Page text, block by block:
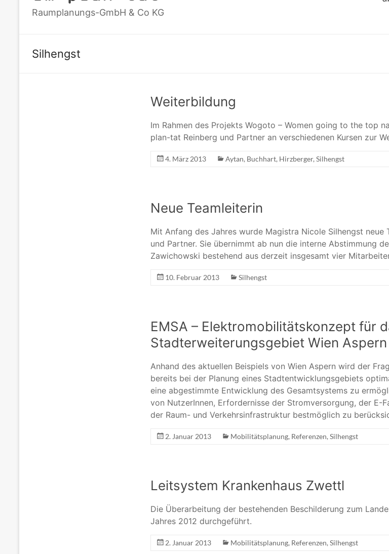
Raumplanungs-GmbH & Co KG
Silhengst
Weiterbildung
Im Rahmen des Projekts Wogoto – Women going to the top
plan-tat Reinberg und Partner an verschiedenen Kursen zur
4. März 2013 Aytan, Buchhart, Hirzberger, Silhengst
Neue Teamleiterin
Mit Anfang des Jahres wurde Magistra Nicole Silhengst
und Partner. Sie übernimmt ab nun die interne Abstimmung
Zawichowski bestehend aus derzeit insgesamt vier
10. Februar 2013 Silhengst
EMSA – Elektromobilitätskonzept für
Stadterweiterungsgebiet Wien Aspern
Anhand des aktuellen Beispiels von Wien Aspern wird der
bereits bei der Planung eines Stadtentwicklungsgebiets
eine abgestimmte Entwicklung des Gesamtsystems zu
von NutzerInnen, Erfordernisse der Stromversorgung, der E-
der Raum- und Verkehrsinfrastruktur bestmöglich zu
2. Januar 2013 Mobilitätsplanung, Referenzen, Silhengst
Leitsystem Krankenhaus Zwettl
Die Überarbeitung der bestehenden Beschilderung zum
Jahres 2012 durchgeführt.
2. Januar 2013 Mobilitätsplanung, Referenzen, Silhengst